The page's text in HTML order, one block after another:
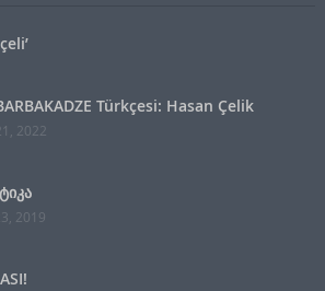
Türkçesi: Hasan Çelik
2022
2019